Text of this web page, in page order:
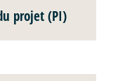
projet (PI)